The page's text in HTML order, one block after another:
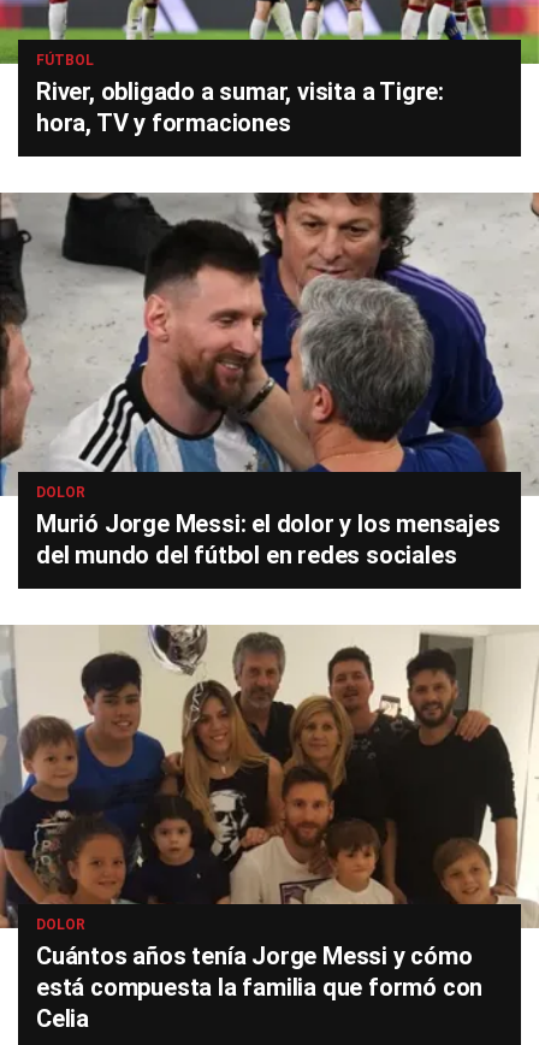
FÚTBOL
River, obligado a sumar, visita a Tigre:
hora, TV y formaciones
DOLOR
Murió Jorge Messi: el dolor y los mensajes
del mundo del fútbol en redes sociales
DOLOR
Cuántos años tenía Jorge Messi y cómo
está compuesta la familia que formó con
Celia